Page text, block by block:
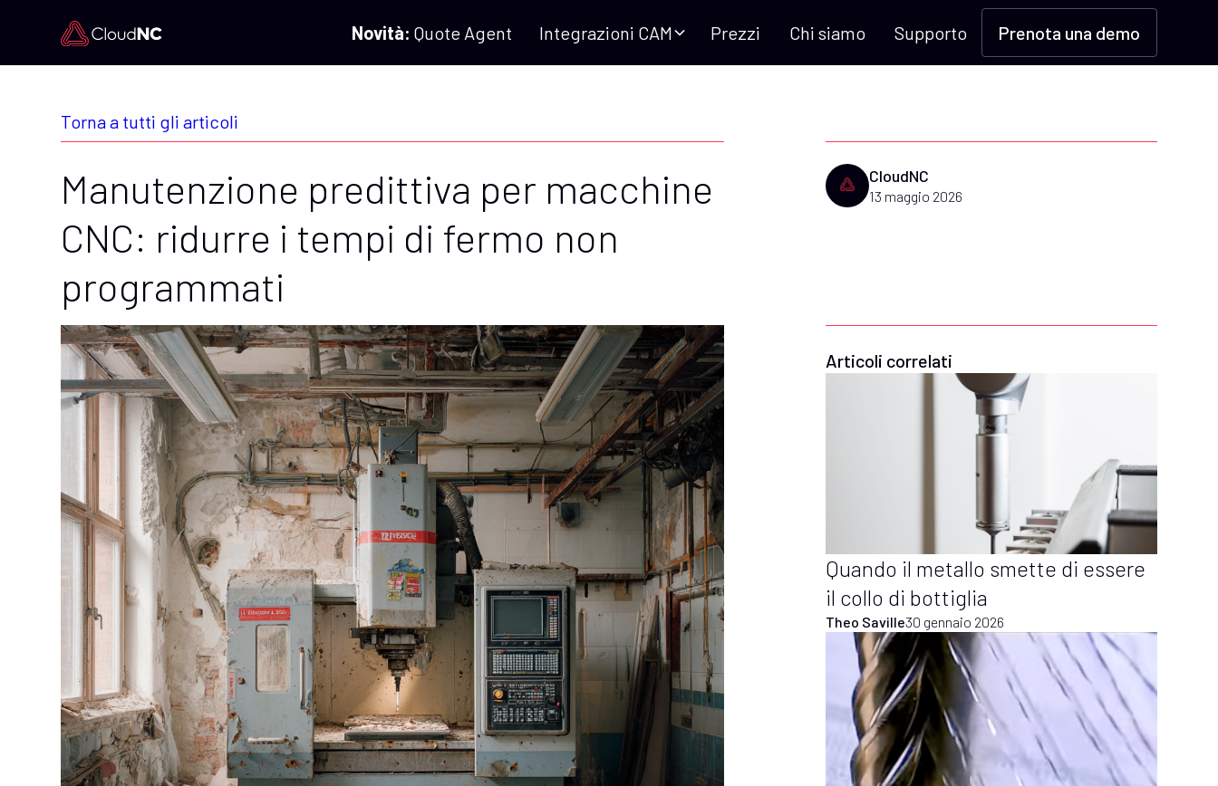
Novità: Quote Agent Integrazioni CAM Prezzi Chi siamo Supporto Prenota una demo
Torna a tutti gli articoli
Manutenzione predittiva per macchine
CNC: ridurre i tempi di fermo non
programmati
CloudNC
13 maggio 2026
Articoli correlati
Quando il metallo smette di essere
il collo di bottiglia
Theo Saville30 gennaio 2026